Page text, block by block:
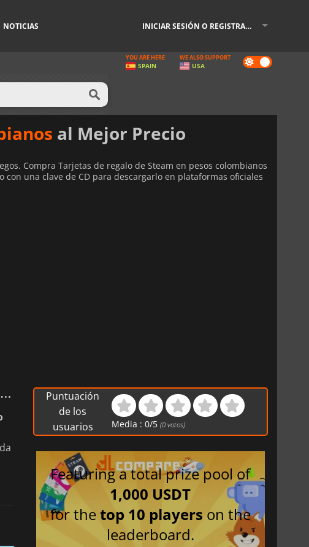
NOTICIAS INICIAR SESIÓN O REGISTRARSE
Dark
mode
YOU ARE HERE
SPAIN
WE ALSO SUPPORT
USA
al Mejor Precio
Compra Tarjetas de regalo de Steam en pesos colombianos
con una clave de CD para descargarlo en plataformas oficiales
Las mejores ofertas para tus Tarjetas prepago de Steam en pesos colombianos
Puntuación
de los
usuarios
Media :0/5 (0 votos)
Featuring a total prize pool of
1,000 USDT
for thetop 10 players on the
leaderboard.